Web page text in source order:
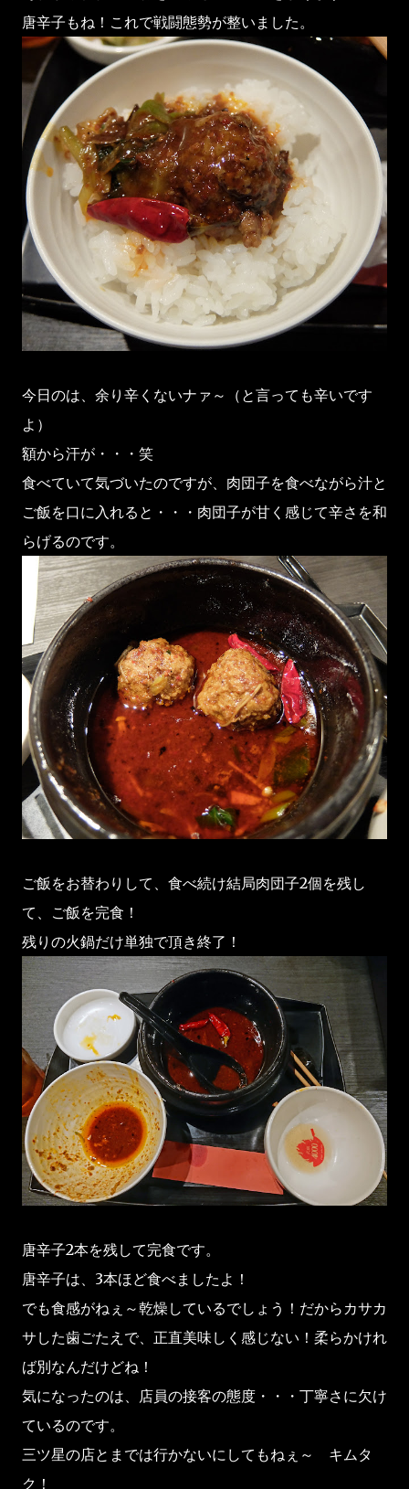
唐辛子もね！これで戦闘態勢が整いました。
今日のは、余り辛くないナァ～（と言っても辛いです
よ）
額から汗が・・・笑
食べていて気づいたのですが、肉団子を食べながら汁と
ご飯を口に入れると・・・肉団子が甘く感じて辛さを和
らげるのです。
ご飯をお替わりして、食べ続け結局肉団子2個を残し
て、ご飯を完食！
残りの火鍋だけ単独で頂き終了！
唐辛子2本を残して完食です。
唐辛子は、3本ほど食べましたよ！
でも食感がねぇ～乾燥しているでしょう！だからカサカ
サした歯ごたえで、正直美味しく感じない！柔らかけれ
ば別なんだけどね！
気になったのは、店員の接客の態度・・・丁寧さに欠け
ているのです。
三ツ星の店とまでは行かないにしてもねぇ～ キムタ
ク！